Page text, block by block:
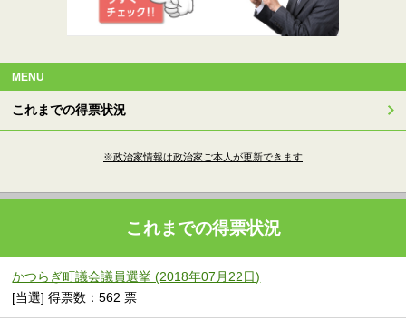
MENU
これまでの得票状況
※政治家情報は政治家ご本人が更新できます
これまでの得票状況
かつらぎ町議会議員選挙 (2018年07月22日)
[当選] 得票数：562 票